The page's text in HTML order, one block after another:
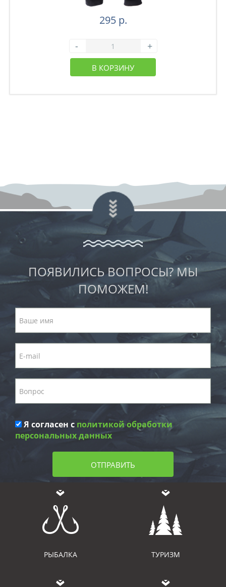
295 р.
- +
В КОРЗИНУ
ПОЯВИЛИСЬ ВОПРОСЫ? МЫ
ПОМОЖЕМ!
Я согласен с политикой обработки
персональных данных
ОТПРАВИТЬ
РЫБАЛКА ТУРИЗМ